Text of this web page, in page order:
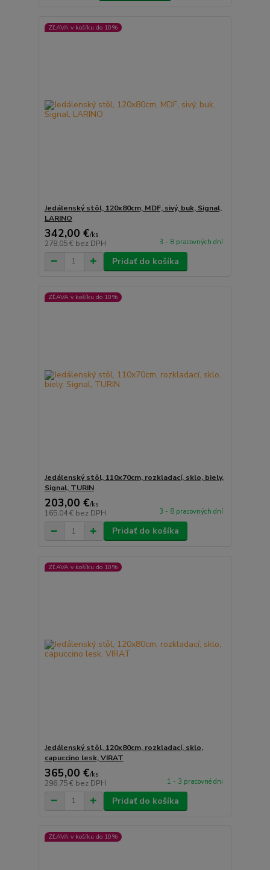
ZĽAVA v košíku do 10%
Jedálenský stôl, 120x80cm, MDF, sivý, buk, Signal,
LARINO
342,00 €/ks
278,05 € bez DPH 3 - 8 pracovných dní
Pridať do košíka
ZĽAVA v košíku do 10%
Jedálenský stôl, 110x70cm, rozkladací, sklo, biely,
Signal, TURIN
203,00 €/ks
165,04 € bez DPH 3 - 8 pracovných dní
Pridať do košíka
ZĽAVA v košíku do 10%
Jedálenský stôl, 120x80cm, rozkladací, sklo,
capuccino lesk, VIRAT
365,00 €/ks
296,75 € bez DPH 1 - 3 pracovné dni
Pridať do košíka
ZĽAVA v košíku do 10%